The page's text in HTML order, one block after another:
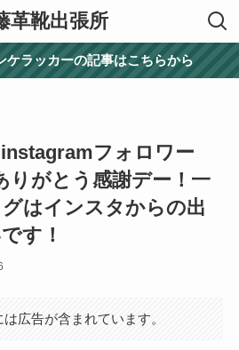
革靴出張所
ケラッカーの記事はこちらから
instagramフォロワー
りがとう感謝デー！一
はインスタからの出
す！
広告が含まれています。